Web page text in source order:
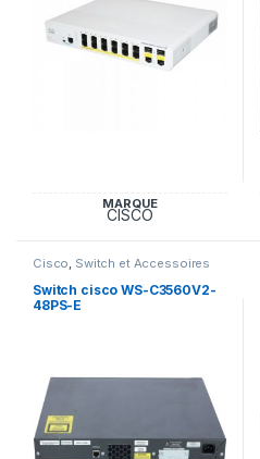
MARQUE
CISCO
Cisco Switch et Accessoires
Cisco
Switch cisco WS-C3560V2-
48PS-E